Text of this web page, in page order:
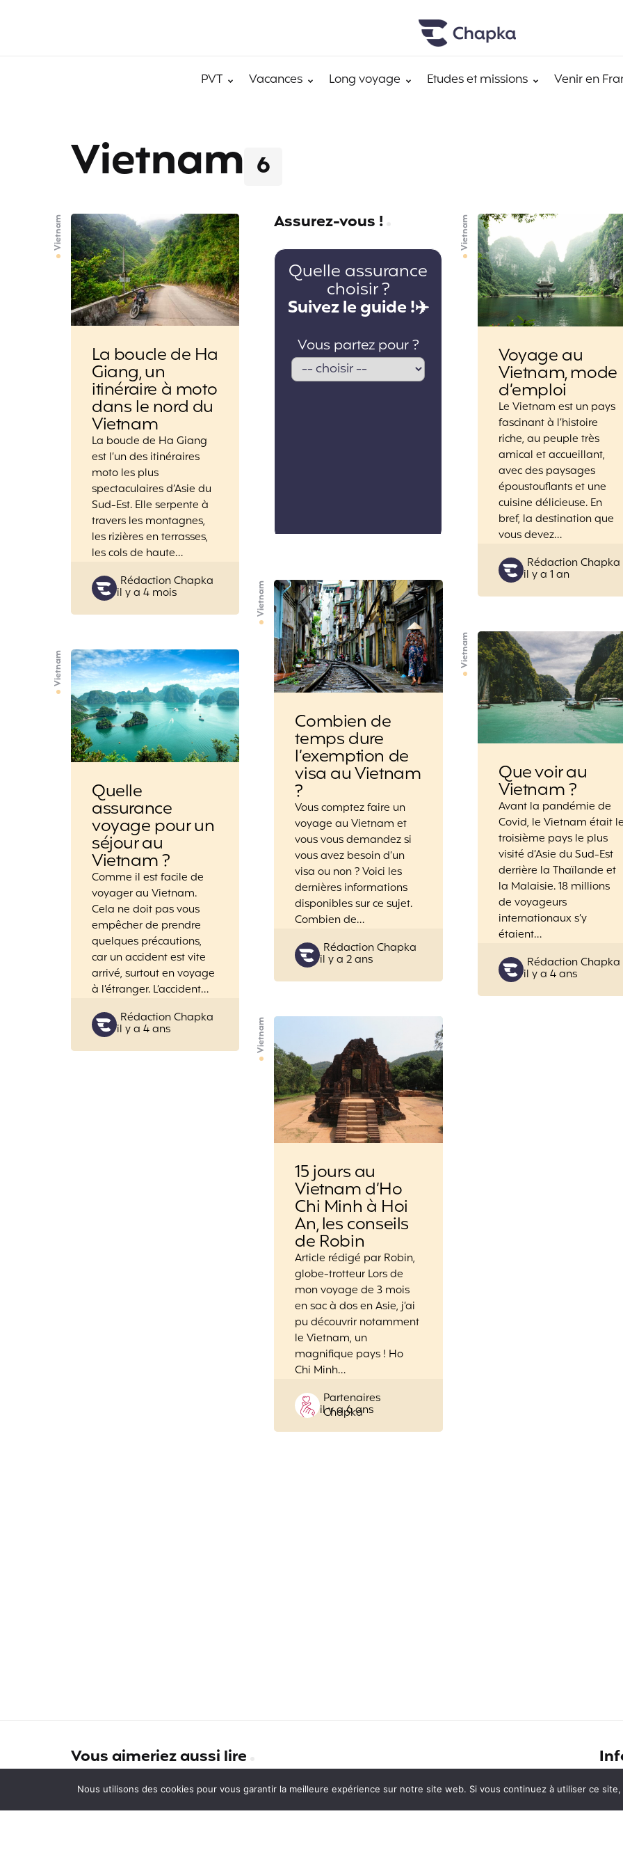
PVT Vacances Long voyage Etudes et missions Venir en
6
Vietnam
Vietnam
La boucle de Ha
Giang, un
itinéraire à moto
dans le nord du
Vietnam
La boucle de Ha Giang
est l’un des itinéraires
moto les plus
spectaculaires d’Asie du
Sud-Est. Elle serpente à
travers les montagnes,
les rizières en terrasses,
les cols de haute…
Posted
by
Rédaction Chapka
il y a 4 mois
Assurez-vous ! Vietnam
Voyage au
Vietnam, mode
d’emploi
Le Vietnam est un pays
fascinant à l’histoire
riche, au peuple très
amical et accueillant,
avec des paysages
époustouflants et une
cuisine délicieuse. En
bref, la destination que
vous devez…
Posted
by
Rédaction Chapka
il y a 1 an
Vietnam
Combien de
temps dure
l’exemption de
visa au Vietnam
?
Vous comptez faire un
voyage au Vietnam et
vous vous demandez si
vous avez besoin d’un
visa ou non ? Voici les
dernières informations
disponibles sur ce sujet.
Combien de…
Posted
by
Rédaction Chapka
il y a 2 ans
Vietnam
Que voir au
Vietnam ?
Avant la pandémie de
Covid, le Vietnam était
troisième pays le plus
visité d’Asie du Sud-Est
derrière la Thaïlande et
la Malaisie. 18 millions
de voyageurs
internationaux s’y
étaient…
Posted
by
Rédaction Chapka
il y a 4 ans
Vietnam
Quelle
assurance
voyage pour un
séjour au
Vietnam ?
Comme il est facile de
voyager au Vietnam.
Cela ne doit pas vous
empêcher de prendre
quelques précautions,
car un accident est vite
arrivé, surtout en voyage
à l’étranger. L’accident…
Posted
by
Rédaction Chapka
il y a 4 ans Vietnam
15 jours au
Vietnam d’Ho
Chi Minh à Hoi
An, les conseils
de Robin
Article rédigé par Robin,
globe-trotteur Lors de
mon voyage de 3 mois
en sac à dos en Asie, j’ai
pu découvrir notamment
le Vietnam, un
magnifique pays ! Ho
Chi Minh…
Posted
by
Partenaires
Chapka
il y a 6 ans
Vous aimeriez aussi lire
Partez faire un stage en Chine Les conditions d’entrée pour un
Nous utilisons des cookies pour vous garantir la meilleure expérience sur notre site web. Si vous continuez à utiliser ce